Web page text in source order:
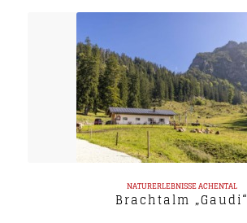
NATURERLEBNISSEACHENTAL
Brachtalm „Gaudi“